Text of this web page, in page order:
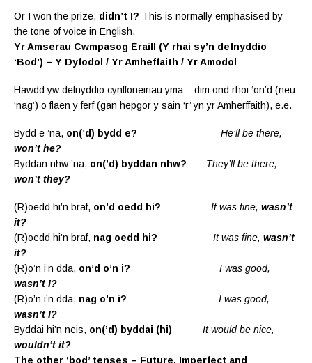
Or I won the prize, didn’t I? This is normally emphasised by
the tone of voice in English.
Yr Amserau Cwmpasog Eraill (Y rhai sy’n defnyddio
‘Bod’) – Y Dyfodol / Yr Amheffaith / Yr Amodol
Hawdd yw defnyddio cynffoneiriau yma – dim ond rhoi ‘on’d (neu
‘nag’) o flaen y ferf (gan hepgor y sain ‘r’ yn yr Amherffaith), e.e.
Bydd e ’na, on(’d) bydd e?
He’ll be there,
won’t he?
Byddan nhw ’na, on(’d) byddan nhw?
They’ll be there,
won’t they?
(R)oedd hi’n braf, on’d oedd hi? It was fine, wasn’t
it?
(R)oedd hi’n braf, nag oedd hi? It was fine, wasn’t
it?
(R)o’n i’n dda, on’d o’n i?
I was good,
wasn’t I?
(R)o’n i’n dda, nag o’n i?
I was good,
wasn’t I?
Byddai hi’n neis, on(’d) byddai (hi)
It would be nice,
wouldn’t it?
The other ‘bod’ tenses – Future, Imperfect and